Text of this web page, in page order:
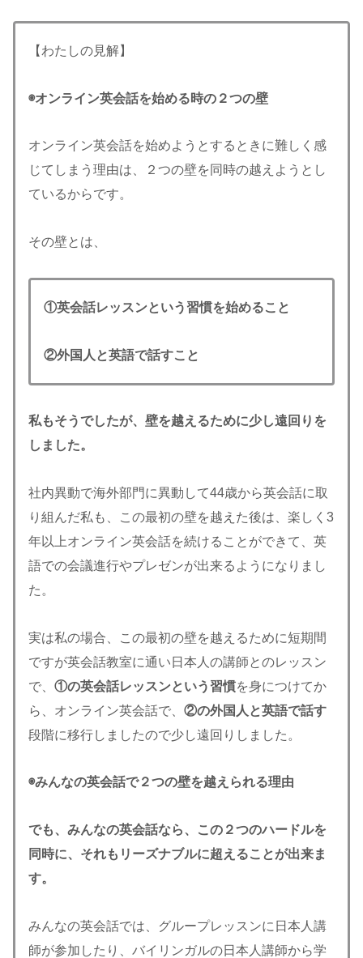
【わたしの見解】
◉オンライン英会話を始める時の２つの壁
オンライン英会話を始めようとするときに難しく感
じてしまう理由は、２つの壁を同時の越えようとし
ているからです。
その壁とは、
①英会話レッスンという習慣を始めること
②外国人と英語で話すこと
私もそうでしたが、壁を越えるために少し遠回りを
しました。
社内異動で海外部門に異動して44歳から英会話に取
り組んだ私も、この最初の壁を越えた後は、楽しく3
年以上オンライン英会話を続けることができて、英
語での会議進行やプレゼンが出来るようになりまし
た。
実は私の場合、この最初の壁を越えるために短期間
ですが英会話教室に通い日本人の講師とのレッスン
で、 ①の英会話レッスンという習慣を身につけてか
ら、オンライン英会話で、 ②の外国人と英語で話す
段階に移行しましたので少し遠回りしました。
◉みんなの英会話で２つの壁を越えられる理由
でも、みんなの英会話なら、この２つのハードルを
同時に、それもリーズナブルに超えることが出来ま
す。
みんなの英会話では、グループレッスンに日本人講
師が参加したり、バイリンガルの日本人講師から学